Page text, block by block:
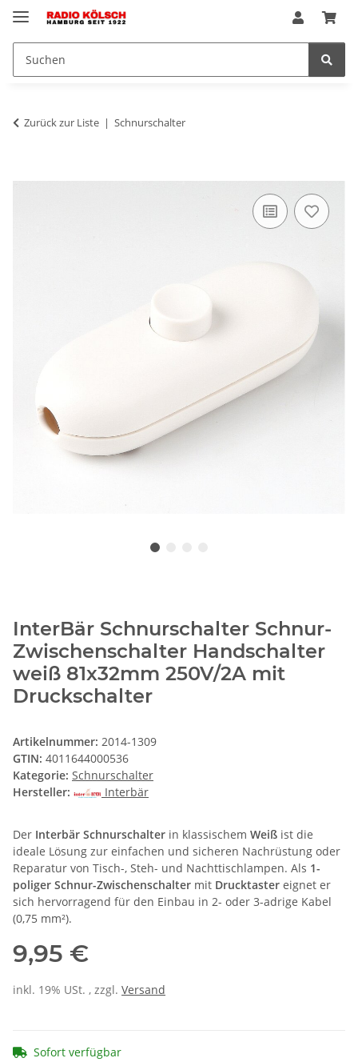
Zurück zur Liste Schnurschalter
InterBär Schnurschalter Schnur-
Zwischenschalter Handschalter
weiß 81x32mm 250V/2A mit
Druckschalter
Artikelnummer: 2014-1309
GTIN: 4011644000536
Kategorie: Schnurschalter
Hersteller:
Interbär
Der Interbär Schnurschalter in klassischem Weiß ist die
ideale Lösung zur einfachen und sicheren Nachrüstung oder
Reparatur von Tisch-, Steh- und Nachttischlampen. Als 1-
poliger Schnur-Zwischenschalter mit Drucktaster eignet er
sich hervorragend für den Einbau in 2- oder 3-adrige Kabel
(0,75 mm²).
9,95 €
inkl. 19% USt. , zzgl. Versand
Sofort verfügbar